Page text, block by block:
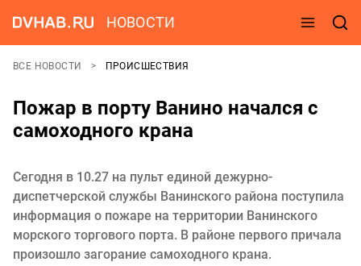
НОВОСТИ
ВСЕ НОВОСТИ ПРОИСШЕСТВИЯ
Пожар в порту Ванино начался с
самоходного крана
Сегодня в 10.27 на пульт единой дежурно-
диспетчерской службы Ванинского района поступила
информация о пожаре на территории Ванинского
морского торгового порта. В районе первого причала
произошло загорание самоходного крана.